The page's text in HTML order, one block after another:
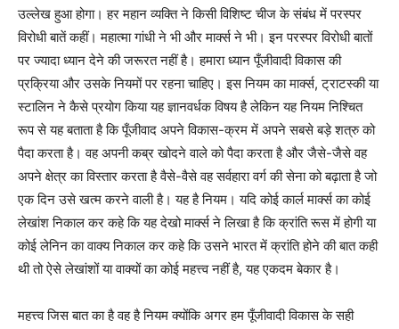
उल्लेख हुआ होगा। हर महान व्यक्ति ने किसी विशिष्ट चीज के संबंध में परस्पर
विरोधी बातें कहीं। महात्मा गांधी ने भी और मार्क्स ने भी। इन परस्पर विरोधी बातों
पर ज्यादा ध्यान देने की जरूरत नहीं है। हमारा ध्यान पूँजीवादी विकास की
प्रक्रिया और उसके नियमों पर रहना चाहिए। इस नियम का मार्क्स, ट्राटस्की या
स्टालिन ने कैसे प्रयोग किया यह ज्ञानवर्धक विषय है लेकिन यह नियम निश्चित
रूप से यह बताता है कि पूँजीवाद अपने विकास-क्रम में अपने सबसे बड़े शत्रु को
पैदा करता है। वह अपनी कब्र खोदने वाले को पैदा करता है और जैसे-जैसे वह
अपने क्षेत्र का विस्तार करता है वैसे-वैसे वह सर्वहारा वर्ग की सेना को बढ़ाता है जो
एक दिन उसे खत्म करने वाली है। यह है नियम। यदि कोई कार्ल मार्क्स का कोई
लेखांश निकाल कर कहे कि यह देखो मार्क्स ने लिखा है कि क्रांति रूस में होगी या
कोई लेनिन का वाक्य निकाल कर कहे कि उसने भारत में क्रांति होने की बात कही
थी तो ऐसे लेखांशों या वाक्यों का कोई महत्त्व नहीं है, यह एकदम बेकार है।
महत्त्व जिस बात का है वह है नियम क्योंकि अगर हम पूँजीवादी विकास के सही